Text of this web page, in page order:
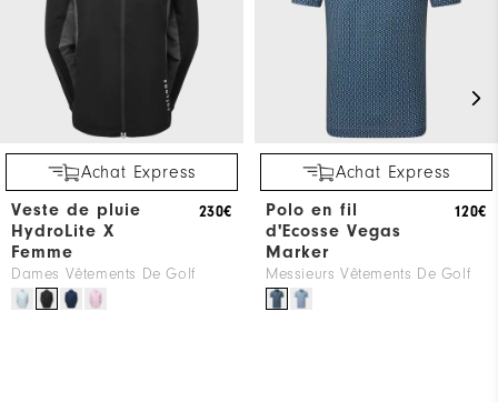
Achat Express
Veste de pluie
HydroLite X
Femme
Dames Vêtements De Golf
230€
Achat Express
Polo en fil
d'Ecosse Vegas
Marker
Messieurs Vêtements De Golf
120€